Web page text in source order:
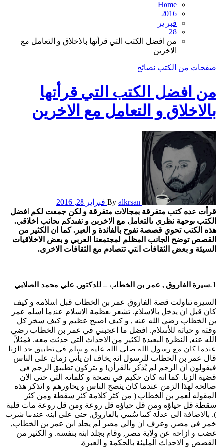
Home
2016
فبراير
28
من افضل الكتب التي قرأتها بالاخلاق و التعامل مع
الاخرين
صفحات من الكتب نصائح
من افضل الكتب التي قرأتها
بالاخلاق و التعامل مع الاخرين
By alkrsan
فبراير 28, 2016
قرأت عده كتب متفرقة بمجالات متفرقة و لكن جمعت لكم افضل
الكتب بوجهة نظري بالتعامل مع الاخرين و تفيدكم بجانب اخلاقي.
هذه الكتب تحوي قصصة تفوح بالفائدة و العبر. كما ان الكثير من
القصص توضح الجانب المظلم لمجتمعنا العربي و بعض الاخلاقيات
السيئة و بعض الثقافات التي تتصادم مع الثقافات الاخرى.
1-سيرة الفاروق , عمر بن الخطاب – للدكتور, علي محمد الصلابي
السيرة تناولت قصة الفاروق عمر بن الخطاب قبل اسلامه و كيف
كان قبل ان يدخل بالاسلام. تشعر بعظمة الاسلام عندما اسلم عمر
بن الخطاب رضي الله عنه , و كيف اصبح عظيم و كيف سخر كل
وقته و حياته للأسلام. افضل ما اعجبني في عمر بن الخطاب رضي
الله عنه, النظرة البعيدة لكثير من الاحداث التي حدثت معه. فمثلاً,
عندما كان مع رسول الله صلى الله عليه و سلم في تطبيق حد الزنا .
قال عمر بن الخطاب للرسول انه يخاف ان يأتي زمان على الناس
فيقولون ان الرجم لم يُذكر بالقرأن! و يتركون تطبيق الرجم في
قضية الزنا. كما انه كان حكيم في نصحة و كلماته التي حتى الان
صالحه لهذا الزمن عندما كان ينصح الناس و يحاورهم و اتذكر هذه
المقوله لعمر بن الخطاب ( من كثر كلامة كثر سقطة ومن كثر
سقطة قل حياؤه ومن قل حياؤه قل روعة ومن قل روعة مات قلبة
). بالاضافة الى عدلة كما سُمي بالفاروق, حتى على ابنه عندما شرب
خمر في مصر, وعرف ان والي مصر لم يجلد ابن عمر بن الخطاب,
غضب و ازاحه عن ولاية مصر, وقام بجلد ابنه بنفسه. و الكثير من
القصص و الاحداث المليئة بالحكمة و العبرة.